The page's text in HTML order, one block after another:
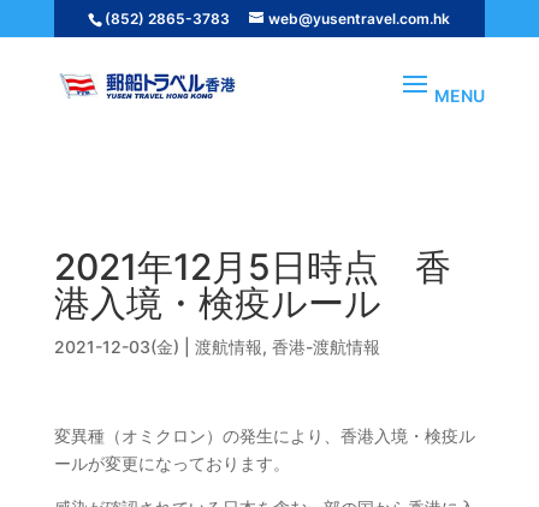
(852) 2865-3783 web@yusentravel.com.hk
2021年12月5日時点 香
港入境・検疫ルール
2021-12-03(金) 渡航情報, 香港-渡航情報
変異種（オミクロン）の発生により、香港入境・検疫ル
ールが変更になっております。